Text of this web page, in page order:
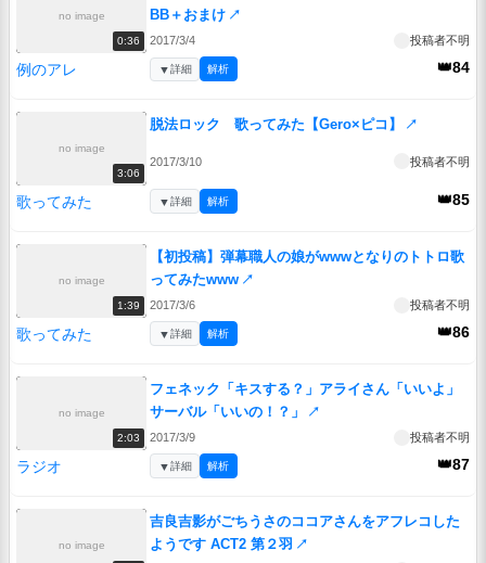
no image
0:36
BB＋おまけ ↗
2017/3/4 投稿者不明
例のアレ 👑84
▼詳細 解析
no image
3:06
脱法ロック 歌ってみた【Gero×ピコ】 ↗
2017/3/10 投稿者不明
歌ってみた 👑85
▼詳細 解析
no image
1:39
【初投稿】弾幕職人の娘がwwwとなりのトトロ歌
ってみたwww ↗
2017/3/6 投稿者不明
歌ってみた 👑86
▼詳細 解析
no image
2:03
フェネック「キスする？」アライさん「いいよ」
サーバル「いいの！？」
↗
2017/3/9 投稿者不明
ラジオ 👑87
▼詳細 解析
no image
吉良吉影がごちうさのココアさんをアフレコした
ようです ACT2 第２羽 ↗